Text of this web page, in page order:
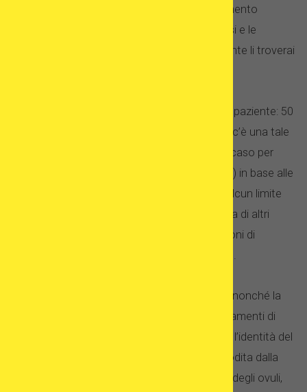
impressionante in termini di opzioni di trattamento
disponibili. Se stai cercando gli ultimi progressi e le
tecniche di fecondazione in vitro, probabilmente li troverai
Esiste un limite legale massimo per l’età di un paziente: 50
anni nella maggior parte dei casi. Tuttavia, se c’è una tale
necessità, alcune cliniche possono decidere caso per
caso anche per pazienti piú mature (fino a 52) in base alle
circostanze individuali. Al contrario, non vi è alcun limite
legale all’età del partner maschile. A differenza di altri
paesi con politiche sull’età più severe, le opzioni di
trattamento sono le stesse per ogni paziente.
In Spagna è consentita la donazione di ovuli, nonché la
donazione di sperma ed embrioni. Tutti i trattamenti di
donazione sono rigorosamente anonimi, con l’identità del
donatore e del paziente rigorosamente custodita dalla
clinica. È consentito il congelamento sociale degli ovuli,